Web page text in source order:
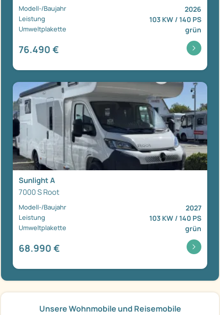
Modell-/Baujahr 2026
Leistung 103 KW / 140 PS
Umweltplakette grün
76.490 €
Sunlight A
7000 S Root
Modell-/Baujahr 2027
Leistung 103 KW / 140 PS
Umweltplakette grün
68.990 €
Unsere Wohnmobile und Reisemobile